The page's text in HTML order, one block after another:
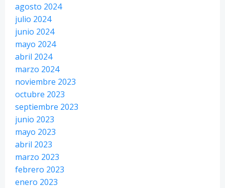
agosto 2024
julio 2024
junio 2024
mayo 2024
abril 2024
marzo 2024
noviembre 2023
octubre 2023
septiembre 2023
junio 2023
mayo 2023
abril 2023
marzo 2023
febrero 2023
enero 2023